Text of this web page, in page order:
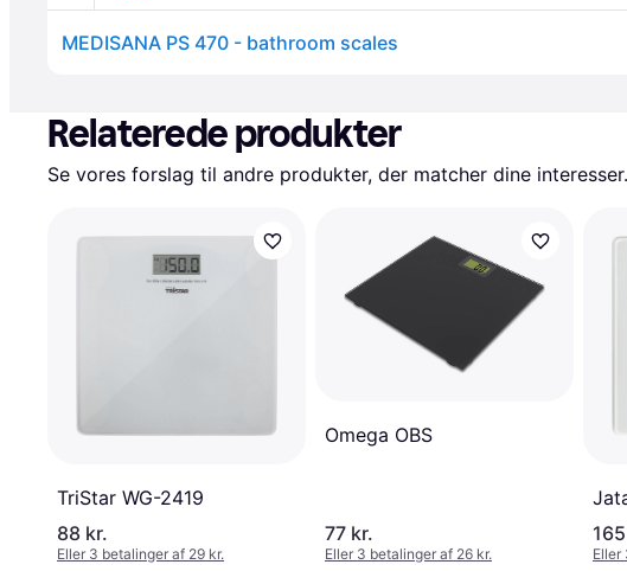
MEDISANA PS 470 - bathroom scales
Relaterede produkter
Se vores forslag til andre produkter, der matcher dine interesser.
TriStar WG-2419
88 kr.
Eller 3 betalinger af 29 kr.
Omega OBS
77 kr.
Eller 3 betalinger af 26 kr. Eller